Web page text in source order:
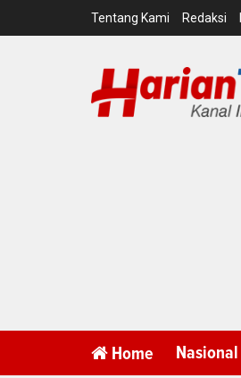
Tentang Kami Redaksi
Home Nasional